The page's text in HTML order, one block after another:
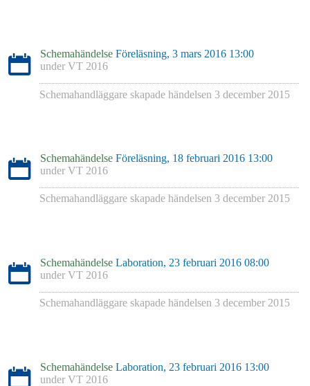
Schemahändelse Föreläsning, 3 mars 2016 13:00
under VT 2016
Schemahandläggare skapade händelsen 3 december 2015
Schemahändelse Föreläsning, 18 februari 2016 13:00
under VT 2016
Schemahandläggare skapade händelsen 3 december 2015
Schemahändelse Laboration, 23 februari 2016 08:00
under VT 2016
Schemahandläggare skapade händelsen 3 december 2015
Schemahändelse Laboration, 23 februari 2016 13:00
under VT 2016